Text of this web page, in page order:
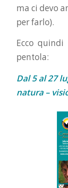
ma ci devo
per farlo).
Ecco
pentola:
Dal 5 al 27
natura –